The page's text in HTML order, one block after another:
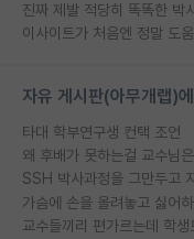
이사이트가 처음엔 정말 도움
자유 게시판(아무개랩)
타대 학부연구생 컨택 조언
가슴에 손을 올려놓고 싫어
교수들끼리 편가르는데 학